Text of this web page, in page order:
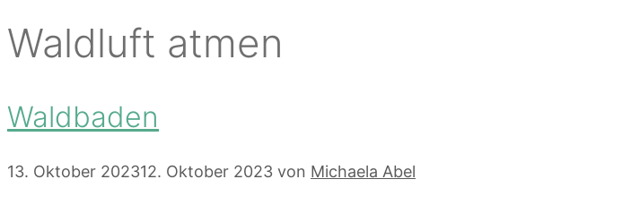
Waldluft atmen
Waldbaden
13. Oktober 202312. Oktober 2023 von Michaela Abel